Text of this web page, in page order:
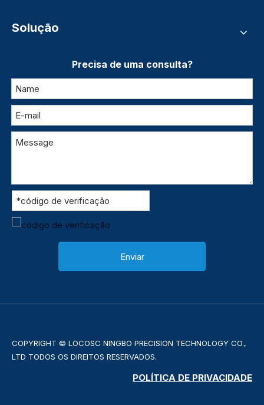
Solução
Precisa de uma consulta?
Enviar
COPYRIGHT © LOCOSC NINGBO PRECISION TECHNOLOGY CO.,
LTD TODOS OS DIREITOS RESERVADOS.
POLÍTICA DE PRIVACIDADE